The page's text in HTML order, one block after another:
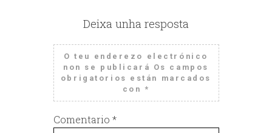
Deixa unha resposta
O teu enderezo electrónico
non se publicará Os campos
obrigatorios están marcados
con *
Comentario *